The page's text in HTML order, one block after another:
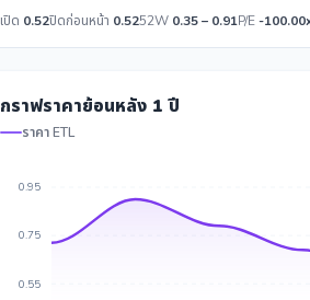
เปิด 0.52ปิดก่อนหน้า 0.5252W 0.35 – 0.91P/E-
กราฟราคาย้อนหลัง 1 ปี
ราคา ETL
0.95
0.75
0.55